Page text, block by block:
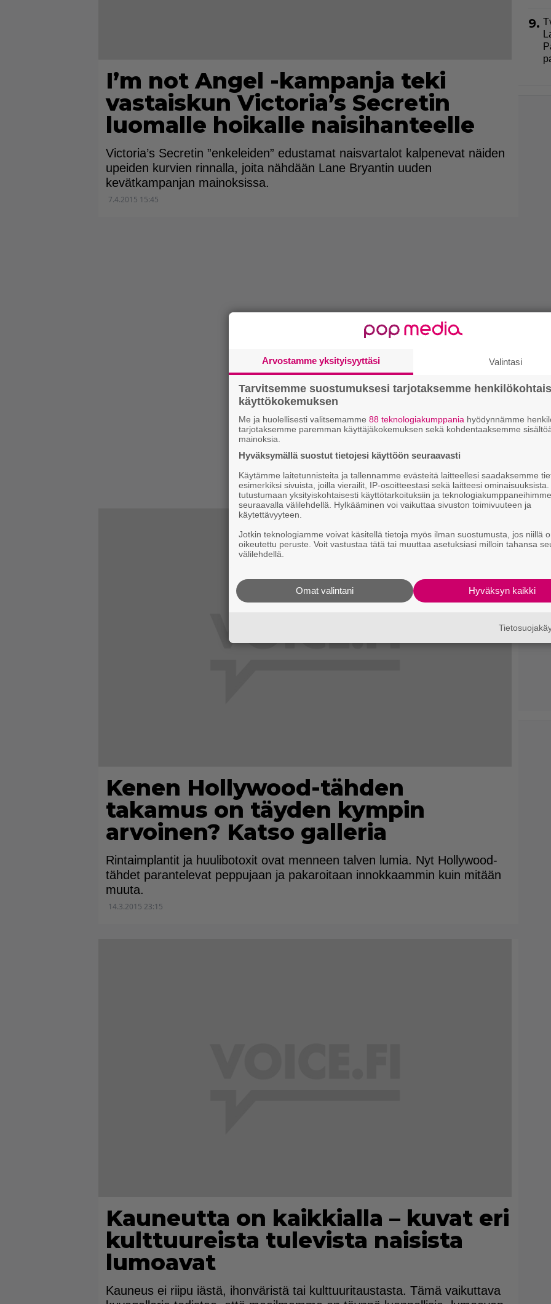
I’m not Angel -kampanja teki
vastaiskun Victoria’s Secretin
luomalle hoikalle naisihanteelle
Victoria’s Secretin ”enkeleiden” edustamat naisvartalot kalpenevat näiden
upeiden kurvien rinnalla, joita nähdään Lane Bryantin uuden
kevätkampanjan mainoksissa.
7.4.2015 15:45
Kenen Hollywood-tähden
takamus on täyden kympin
arvoinen? Katso galleria
Rintaimplantit ja huulibotoxit ovat menneen talven lumia. Nyt Hollywood-
tähdet parantelevat peppujaan ja pakaroitaan innokkaammin kuin mitään
muuta.
14.3.2015 23:15
Kauneutta on kaikkialla – kuvat eri
kulttuureista tulevista naisista
lumoavat
Kauneus ei riipu iästä, ihonväristä tai kulttuuritaustasta. Tämä vaikuttava
9.
Arvostamme yksityisyyttäsi Valintasi
Tarvitsemme suostumuksesi tarjotaksemme
käyttökokemuksen
Me ja huolellisesti valitsemamme 88 teknologiakumppania hyödynnämme
tarjotaksemme paremman käyttäjäkokemuksen sekä kohdentaaksemme
mainoksia.
Hyväksymällä suostut tietojesi käyttöön seuraavasti
Käytämme laitetunnisteita ja tallennamme evästeitä laitteellesi saadaksemme
esimerkiksi sivuista, joilla vierailit, IP-osoitteestasi sekä laitteesi
tutustumaan yksityiskohtaisesti käyttötarkoituksiin ja teknologiakumppaneihimme
seuraavalla välilehdellä. Hylkääminen voi vaikuttaa sivuston toimivuuteen ja
käytettävyyteen.
Jotkin teknologiamme voivat käsitellä tietoja myös ilman suostumusta, jos niillä
oikeutettu peruste. Voit vastustaa tätä tai muuttaa asetuksiasi milloin tahansa
välilehdellä.
Hyväksyn kaikki
Omat valintani